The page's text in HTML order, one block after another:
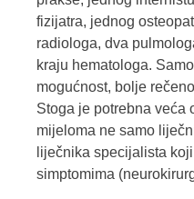
fizijatra, jednog
radiologa, dva
kraju hematologa.
mogućnost, bolje
Stoga je potrebna veća
mijeloma ne samo
liječnika specijalista
simptomima